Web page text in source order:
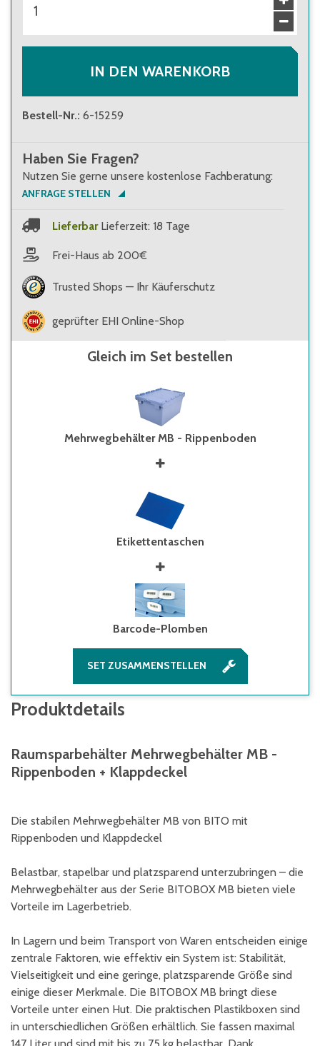
ab 30 Stück
105,00 €
IN DEN WARENKORB
Bestell-Nr.: 6-15259
Haben Sie Fragen?
Nutzen Sie gerne unsere kostenlose Fachberatung:
ANFRAGE STELLEN
Lieferbar Lieferzeit: 18 Tage
Frei-Haus ab 200€
Trusted Shops — Ihr Käuferschutz
geprüfter EHI Online-Shop
Gleich im Set bestellen
Mehrwegbehälter MB - Rippenboden
Etikettentaschen
Barcode-Plomben
SET ZUSAMMENSTELLEN
Produktdetails
Raumsparbehälter Mehrwegbehälter MB -
Rippenboden + Klappdeckel
Die stabilen Mehrwegbehälter MB von BITO mit
Rippenboden und Klappdeckel
Belastbar, stapelbar und platzsparend unterzubringen – die
Mehrwegbehälter aus der Serie BITOBOX MB bieten viele
Vorteile im Lagerbetrieb.
In Lagern und beim Transport von Waren entscheiden einige
zentrale Faktoren, wie effektiv ein System ist: Stabilität,
Vielseitigkeit und eine geringe, platzsparende Größe sind
einige dieser Merkmale. Die BITOBOX MB bringt diese
Vorteile unter einen Hut. Die praktischen Plastikboxen sind
in unterschiedlichen Größen erhältlich. Sie fassen maximal